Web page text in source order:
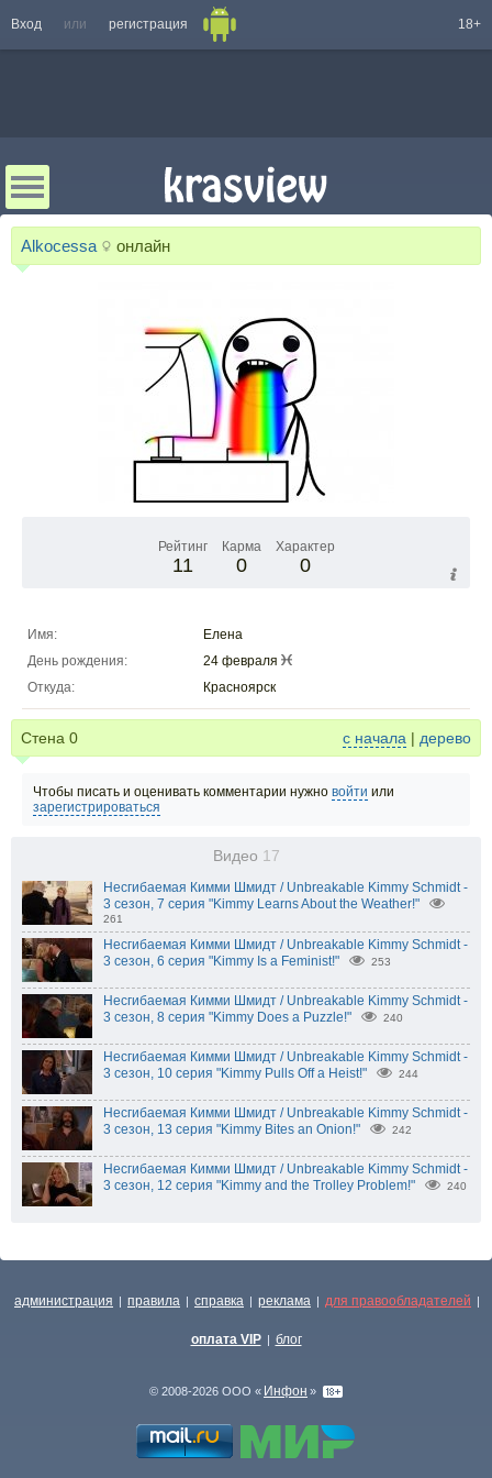
Вход или регистрация 18+
Alkocessa онлайн
Рейтинг
11
Карма
0
Характер
0
Имя:
Елена
День рождения:
24 февраля
Откуда:
Красноярск
Стена 0 с начала | дерево
Чтобы писать и оценивать комментарии нужно войти или
зарегистрироваться
Видео 17
Несгибаемая Кимми Шмидт / Unbreakable Kimmy Schmidt -
3 сезон, 7 серия "Kimmy Learns About the Weather!"
261
Несгибаемая Кимми Шмидт / Unbreakable Kimmy Schmidt -
3 сезон, 6 серия "Kimmy Is a Feminist!"
253
Несгибаемая Кимми Шмидт / Unbreakable Kimmy Schmidt -
3 сезон, 8 серия "Kimmy Does a Puzzle!"
240
Несгибаемая Кимми Шмидт / Unbreakable Kimmy Schmidt -
3 сезон, 10 серия "Kimmy Pulls Off a Heist!"
244
Несгибаемая Кимми Шмидт / Unbreakable Kimmy Schmidt -
3 сезон, 13 серия "Kimmy Bites an Onion!"
242
Несгибаемая Кимми Шмидт / Unbreakable Kimmy Schmidt -
3 сезон, 12 серия "Kimmy and the Trolley Problem!"
240
администрация | правила | справка | реклама | для правообладателей |
оплата VIP | блог
© 2008-2026 ООО « Инфон »